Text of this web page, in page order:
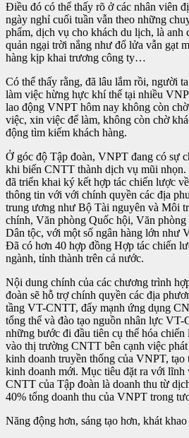
Điều đó có thể thấy rõ ở các nhân viên
ngày nghỉ cuối tuần vẫn theo những
phẩm, dịch vụ cho khách du lịch, là anh
quản ngại trời nắng như đổ lửa vẫn gạt
hàng kịp khai trương công ty…
Có thể thấy rằng, đã lâu lắm rồi, người
làm việc hừng hực khí thế tại nhiều
lao động VNPT hôm nay không còn
việc, xin việc để làm, không còn chờ
động tìm kiếm khách hàng.
Ở góc độ Tập đoàn, VNPT đang có sự
khi biến CNTT thành dịch vụ mũi nhọn.
đã triển khai ký kết hợp tác chiến lược
thông tin với với chính quyền các địa
trung ương như Bộ Tài nguyên và Môi
chính, Văn phòng Quốc hội, Văn
Dân tộc, với một số ngân hàng lớn như
Đã có hơn 40 hợp đồng Hợp tác chiến
ngành, tỉnh thành trên cả nước.
Nội dung chính của các chương trình
đoàn sẽ hỗ trợ chính quyền các địa
tầng VT-CNTT, đẩy mạnh ứng dụng
tổng thể và đào tạo nguồn nhân lực
những bước đi đầu tiên cụ thể hóa chiến
vào thị trường CNTT bên cạnh việc
kinh doanh truyền thống của VNPT,
kinh doanh mới. Mục tiêu đặt ra với
CNTT của Tập đoàn là doanh thu từ
40% tổng doanh thu của VNPT trong
Năng động hơn, sáng tạo hơn, khát